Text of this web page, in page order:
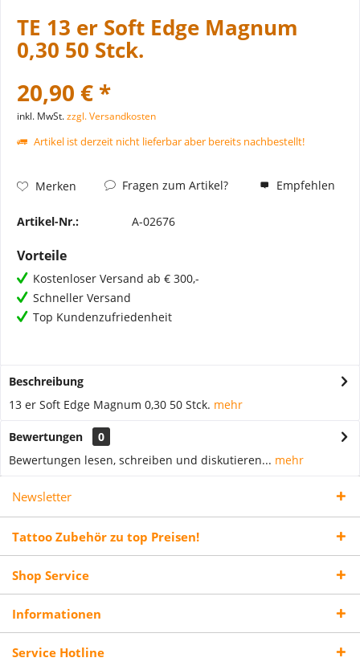
TE 13 er Soft Edge Magnum
0,30 50 Stck.
20,90 € *
inkl. MwSt.zzgl. Versandkosten
Artikel ist derzeit nicht lieferbar aber bereits nachbestellt!
Merken Fragen zum Artikel? Empfehlen
Artikel-Nr.: A-02676
Vorteile
Kostenloser Versand ab € 300,-
Schneller Versand
Top Kundenzufriedenheit
Beschreibung
13 er Soft Edge Magnum 0,30 50 Stck. mehr
Bewertungen
0
Bewertungen lesen, schreiben und diskutieren... mehr
Newsletter
Tattoo Zubehör zu top Preisen!
Shop Service
Informationen
Service Hotline